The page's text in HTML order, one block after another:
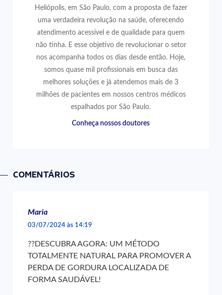
Heliópolis, em São Paulo, com a proposta de fazer
uma verdadeira revolução na saúde, oferecendo
atendimento acessível e de qualidade para quem
não tinha. E esse objetivo de revolucionar o setor
nos acompanha todos os dias desde então. Hoje,
somos quase mil profissionais em busca das
melhores soluções e já atendemos mais de 3
milhões de pacientes em nossos centros médicos
espalhados por São Paulo.
Conheça nossos doutores
COMENTÁRIOS
Maria
03/07/2024 às 14:19
??DESCUBRA AGORA: UM MÉTODO
TOTALMENTE NATURAL PARA PROMOVER A
PERDA DE GORDURA LOCALIZADA DE
FORMA SAUDÁVEL!